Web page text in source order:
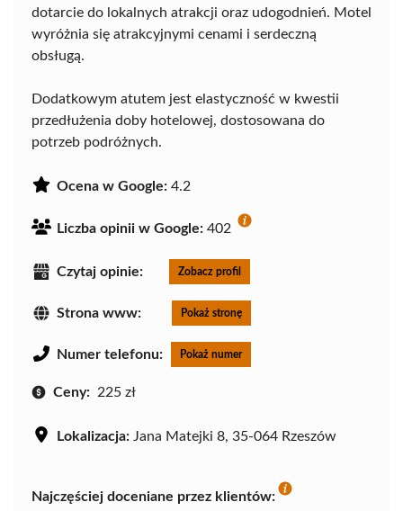
dotarcie do lokalnych atrakcji oraz udogodnień. Motel
wyróżnia się atrakcyjnymi cenami i serdeczną
obsługą.
Dodatkowym atutem jest elastyczność w kwestii
przedłużenia doby hotelowej, dostosowana do
potrzeb podróżnych.
Ocena w Google: 4.2
Liczba opinii w Google: 402
Czytaj opinie: Zobacz profil
Strona www: Pokaż stronę
Numer telefonu: Pokaż numer
Ceny: 225 zł
Lokalizacja: Jana Matejki 8, 35-064 Rzeszów
Najczęściej doceniane przez klientów: